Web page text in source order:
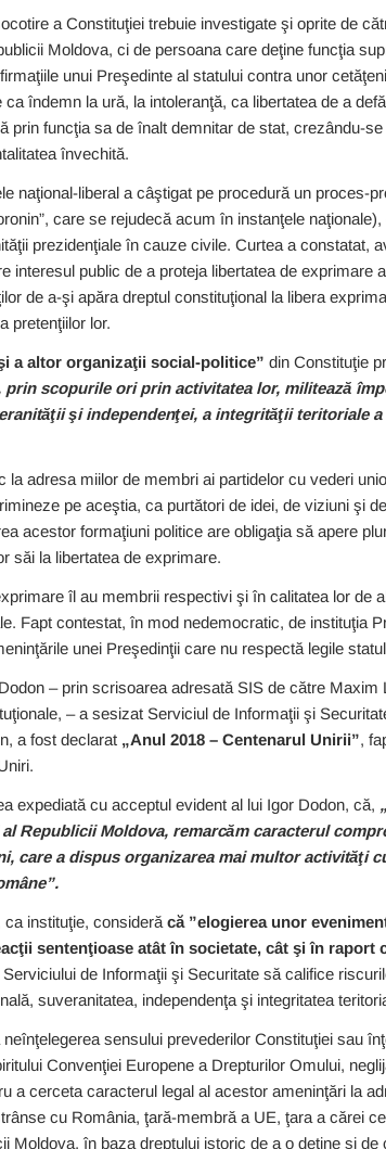
a Constituţiei trebuie investigate şi oprite de
Moldova, ci de persoana care deţine funcţia
unui Preşedinte al statului contra unor
îndemn la ură, la intoleranţă, ca libertatea de a
prin funcţia sa de înalt demnitar de stat, crezându-
învechită.
naţional-liberal a câştigat pe procedură un proces-
care se rejudecă acum în instanţele
prezidenţiale în cauze civile. Curtea a constatat,
interesul public de a proteja libertatea de exprimare
de a-şi apăra dreptul constituţional la libera
pretenţiilor lor.
a altor organizaţii social-politice” din Constituţie
scopurile ori prin activitatea lor, militează
şi independenţei, a integrităţii teritoriale
la adresa miilor de membri ai partidelor cu vederi
pe aceştia, ca purtători de idei, de viziuni şi
acestor formaţiuni politice are obligaţia să apere
săi la libertatea de exprimare.
îl au membrii respectivi şi în calitatea lor de
Fapt contestat, în mod nedemocratic, de instituţia
unei Preşedinţii care nu respectă legile
– prin scrisoarea adresată SIS de către Maxim
– a sesizat Serviciul de Informaţii şi
a fost declarat „Anul 2018 – Centenarul Unirii”,
expediată cu acceptul evident al lui Igor Dodon, că,
Republicii Moldova, remarcăm caracterul
care a dispus organizarea mai multor activităţi
ca instituţie, considerăcă ”elogierea unor
sentenţioase atât în societate, cât şi în raport
de Informaţii şi Securitate să califice
suveranitatea, independenţa şi integritatea
sensului prevederilor Constituţiei sau
Convenţiei Europene a Drepturilor Omului,
a cerceta caracterul legal al acestor ameninţări la
cu România, ţară-membră a UE, ţara a cărei
Moldova, în baza dreptului istoric de a o deţine şi